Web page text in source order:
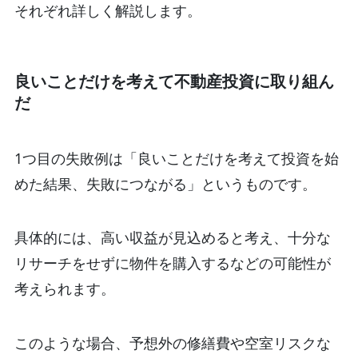
それぞれ詳しく解説します。
良いことだけを考えて不動産投資に取り組ん
だ
1つ目の失敗例は「良いことだけを考えて投資を始
めた結果、失敗につながる」というものです。
具体的には、高い収益が見込めると考え、十分な
リサーチをせずに物件を購入するなどの可能性が
考えられます。
このような場合、予想外の修繕費や空室リスクな